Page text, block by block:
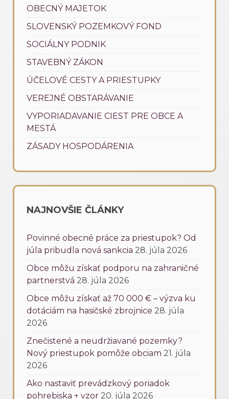
OBECNÝ MAJETOK
SLOVENSKÝ POZEMKOVÝ FOND
SOCIÁLNY PODNIK
STAVEBNÝ ZÁKON
ÚČELOVÉ CESTY A PRIESTUPKY
VEREJNÉ OBSTARÁVANIE
VYPORIADAVANIE CIEST PRE OBCE A
MESTÁ
ZÁSADY HOSPODÁRENIA
NAJNOVŠIE ČLÁNKY
Povinné obecné práce za priestupok? Od
júla pribudla nová sankcia 28. júla 2026
Obce môžu získať podporu na zahraničné
partnerstvá 28. júla 2026
Obce môžu získať až 70 000 € – výzva ku
dotáciám na hasičské zbrojnice 28. júla
2026
Znečistené a neudržiavané pozemky?
Nový priestupok pomôže obciam 21. júla
2026
Ako nastaviť prevádzkový poriadok
pohrebiska + vzor 20. júla 2026